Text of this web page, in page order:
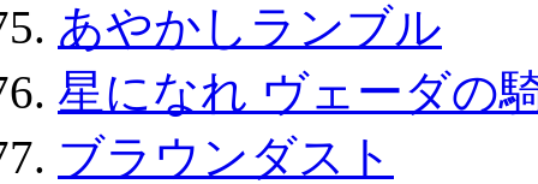
あやかしランブル
星になれ ヴェーダの
ブラウンダスト